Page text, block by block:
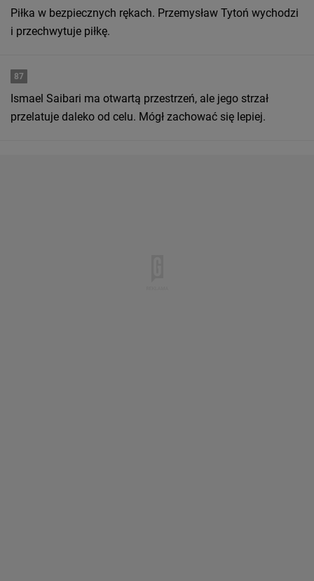
Piłka w bezpiecznych rękach. Przemysław Tytoń wychodzi
i przechwytuje piłkę.
87
Ismael Saibari ma otwartą przestrzeń, ale jego strzał
przelatuje daleko od celu. Mógł zachować się lepiej.